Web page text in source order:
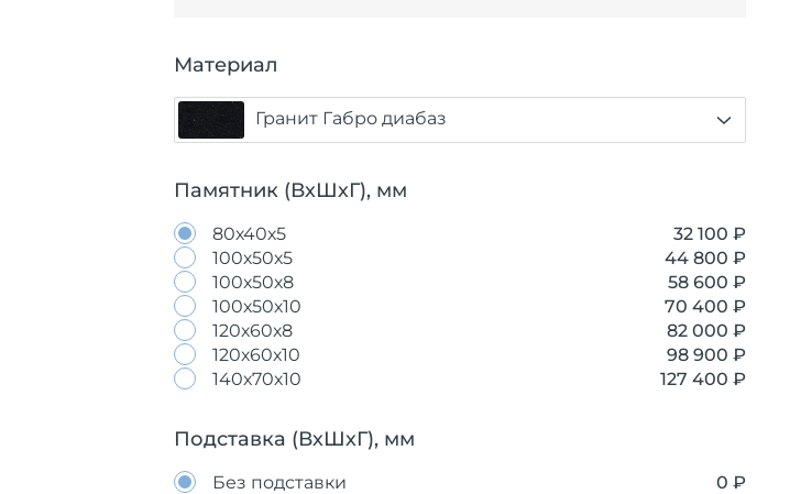
Материал
Гранит Габро диабаз
Памятник (ВхШхГ), мм
80х40х5
32 100 ₽
100х50х5
44 800 ₽
100х50х8
58 600 ₽
100х50х10
70 400 ₽
120х60х8
82 000 ₽
120х60х10
98 900 ₽
140х70х10
127 400 ₽
Подставка (ВхШхГ), мм
Без подставки
0 ₽